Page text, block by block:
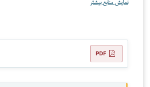
نمایش منابع بیشتر
PDF